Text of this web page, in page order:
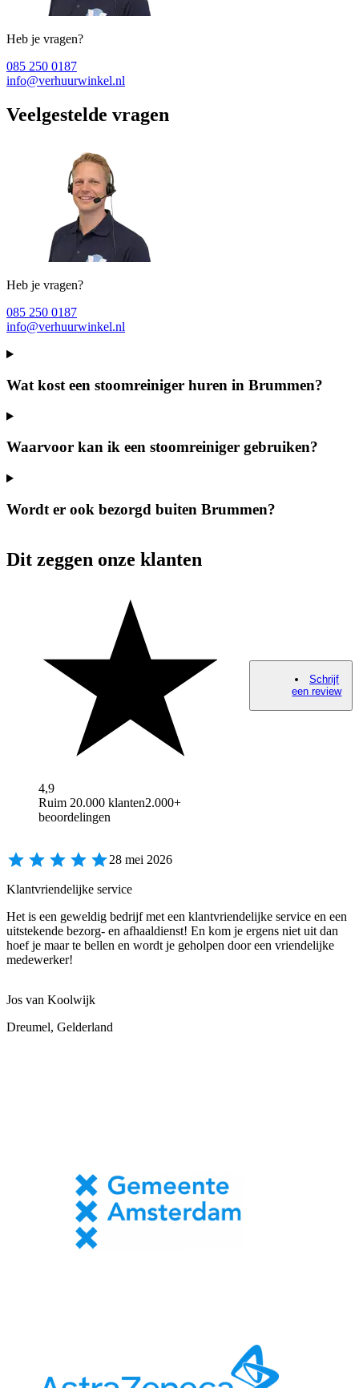
Heb je vragen?
085 250 0187
info@verhuurwinkel.nl
Veelgestelde vragen
Heb je vragen?
085 250 0187
info@verhuurwinkel.nl
Wat kost een stoomreiniger huren in Brummen?
Waarvoor kan ik een stoomreiniger gebruiken?
Wordt er ook bezorgd buiten Brummen?
Dit zeggen onze klanten
4,9
Ruim 20.000 klanten2.000+
beoordelingen
Schrijf
een review
28 mei 2026
Klantvriendelijke service
Het is een geweldig bedrijf met een klantvriendelijke service en een
uitstekende bezorg- en afhaaldienst! En kom je ergens niet uit dan
hoef je maar te bellen en wordt je geholpen door een vriendelijke
medewerker!
Jos van Koolwijk
Dreumel, Gelderland